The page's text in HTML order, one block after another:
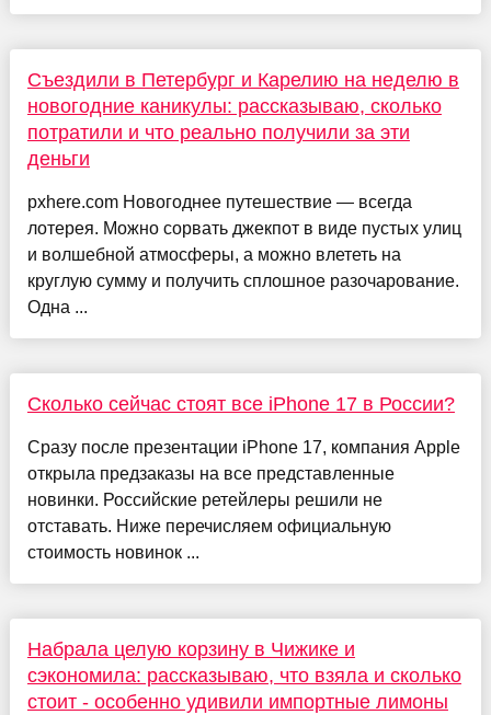
Съездили в Петербург и Карелию на неделю в
новогодние каникулы: рассказываю, сколько
потратили и что реально получили за эти
деньги
pxhere.com Новогоднее путешествие — всегда
лотерея. Можно сорвать джекпот в виде пустых улиц
и волшебной атмосферы, а можно влететь на
круглую сумму и получить сплошное разочарование.
Одна ...
Сколько сейчас стоят все iPhone 17 в России?
Сразу после презентации iPhone 17, компания Apple
открыла предзаказы на все представленные
новинки. Российские ретейлеры решили не
отставать. Ниже перечисляем официальную
стоимость новинок ...
Набрала целую корзину в Чижике и
сэкономила: рассказываю, что взяла и сколько
стоит - особенно удивили импортные лимоны